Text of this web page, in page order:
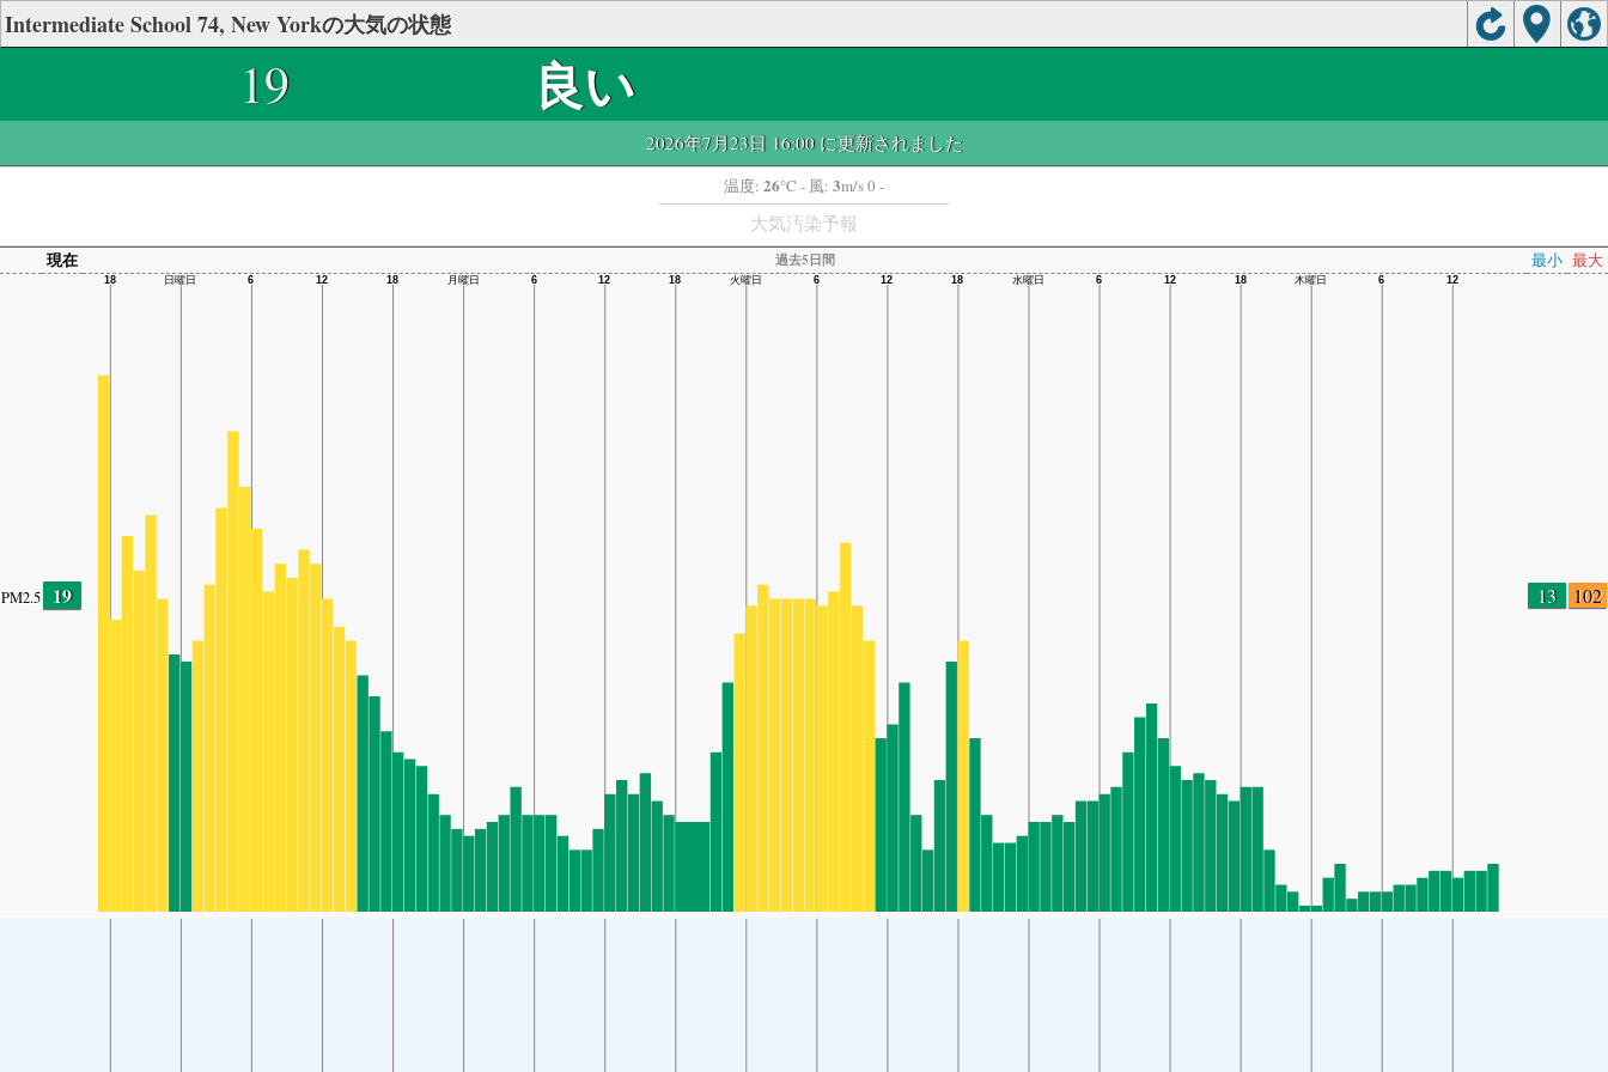
Intermediate School 74, New Yorkの大気の状態
19 良い
2026年7月23日 16:00 に更新されました
温度: 26°C - 風: 3m/s 0 -
大気汚染予報
現在 過去5日間 最小 最大
PM2.5 19 13 102